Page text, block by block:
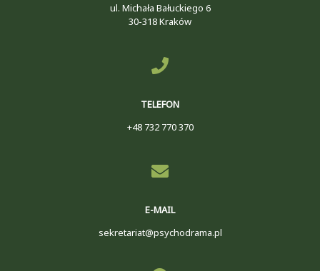
ul. Michała Bałuckiego 6
30-318 Kraków
TELEFON
+48 732 770 370
E-MAIL
sekretariat@psychodrama.pl